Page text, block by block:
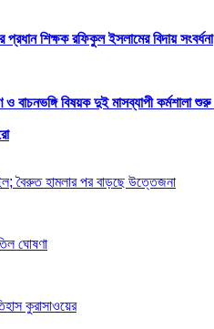
শিক্ষক রফিকুল ইসলামের বিদায় সংবর্ধনা
ও বাচনভঙ্গি বিষয়ক দুই মাসব্যাপী কর্মশালা শুরু
বৈরুত হামলার পর বাড়ছে উত্তেজনা
ঘোষণা
কুরাসাওয়ের